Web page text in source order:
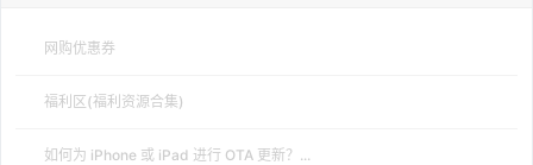
网购优惠券
福利区(福利资源合集)
如何为 iPhone 或 iPad 进行 OTA 更新？...